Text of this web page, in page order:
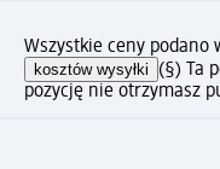
Wszystkie ceny podano
kosztów wysyłki (§) Ta
pozycję nie otrzymasz